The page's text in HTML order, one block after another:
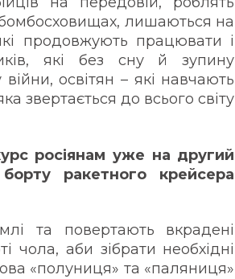
лишаються на
продовжують працювати і
які без сну й зупину
освітян – які навчають
звертається до всього світу
росіянам уже на другий
ракетного крейсера
та повертають вкрадені
чола, аби зібрати необхідні
«полуниця» та «паляниця»